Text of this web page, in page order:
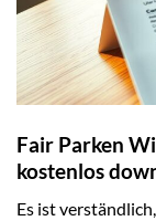
Fair Parken
kostenlos
Es ist